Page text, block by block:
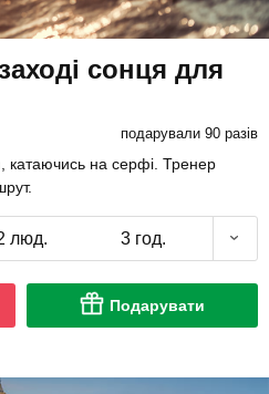
сонця для
подарували 90 разів
катаючись на серфі. Тренер
люд. 3 год.
Подарувати